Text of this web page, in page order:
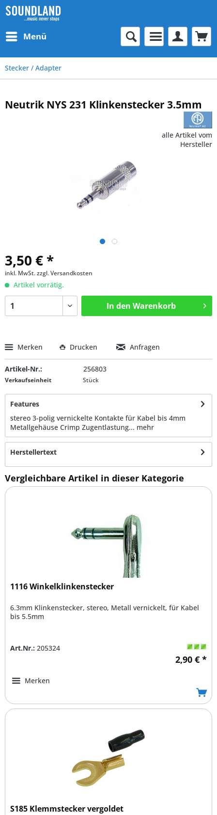
Menü
Stecker / Adapter
Neutrik NYS 231 Klinkenstecker 3.5mm
alle Artikel vom
Hersteller
3,50 € *
inkl. MwSt.zzgl. Versandkosten
Artikel vorrätig.
In den Warenkorb
Merken Drucken Anfragen
Artikel-Nr.: 256803
Verkaufseinheit Stück
Features
stereo 3-polig vernickelte Kontakte für Kabel bis 4mm
Metallgehäuse Crimp Zugentlastung... mehr
Herstellertext
Vergleichbare Artikel in dieser Kategorie
1116 Winkelklinkenstecker
6.3mm Klinkenstecker, stereo, Metall vernickelt, für Kabel
bis 5.5mm
Art.Nr.: 205324
2,90 € *
Merken
S185 Klemmstecker vergoldet